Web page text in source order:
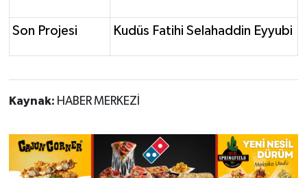
Son Projesi Kudüs Fatihi Selahaddin Eyyubi
Kaynak: HABER MERKEZİ